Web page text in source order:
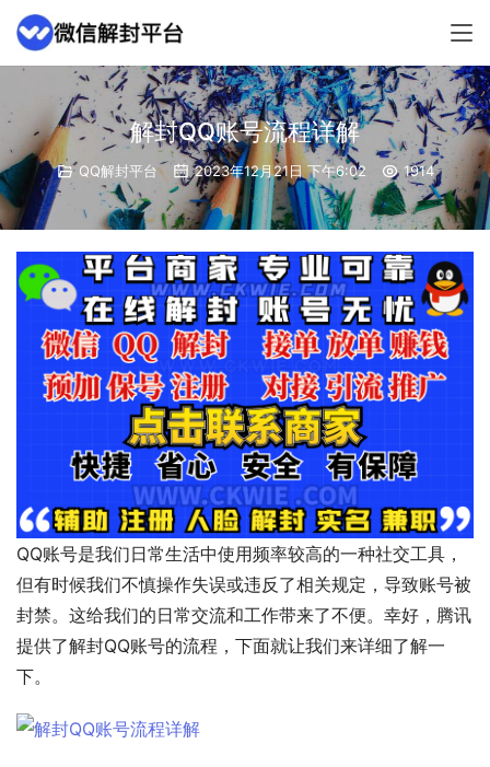
解封QQ账号流程详解
QQ解封平台 2023年12月21日 下午6:02 1914
QQ账号是我们日常生活中使用频率较高的一种社交工具，
但有时候我们不慎操作失误或违反了相关规定，导致账号被
封禁。这给我们的日常交流和工作带来了不便。幸好，腾讯
提供了解封QQ账号的流程，下面就让我们来详细了解一
下。